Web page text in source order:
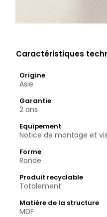
Caractéristiques
Origine
Asie
Garantie
2 ans
Equipement
Notice de montage et
Forme
Ronde
Produit recyclable
Totalement
Matière de la structure
MDF